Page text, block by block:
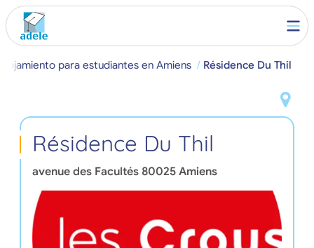
para estudiantes en Amiens Résidence Du Thil
Résidence Du Thil
avenue des Facultés 80025 Amiens